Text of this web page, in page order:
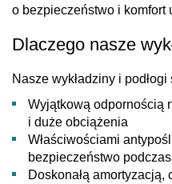
o bezpieczeństwo i komfort
Dlaczego nasze
Nasze wykładziny i
Wyjątkową odpornością
i duże obciążenia
Właściwościami
bezpieczeństwo
Doskonałą